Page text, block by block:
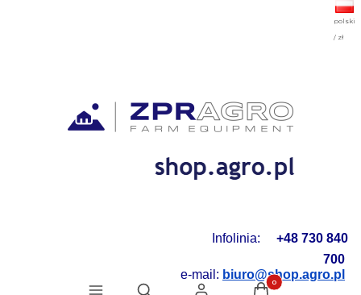
polski
/ zł
Infolinia: +48 730 840
700
e-mail: biuro@shop.agro.pl
Otwórz wyszukiwarkę Produkty w koszyku: 0.